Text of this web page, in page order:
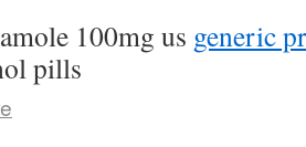
100mg us generic
pills